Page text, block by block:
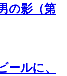
の影（第
ールに、